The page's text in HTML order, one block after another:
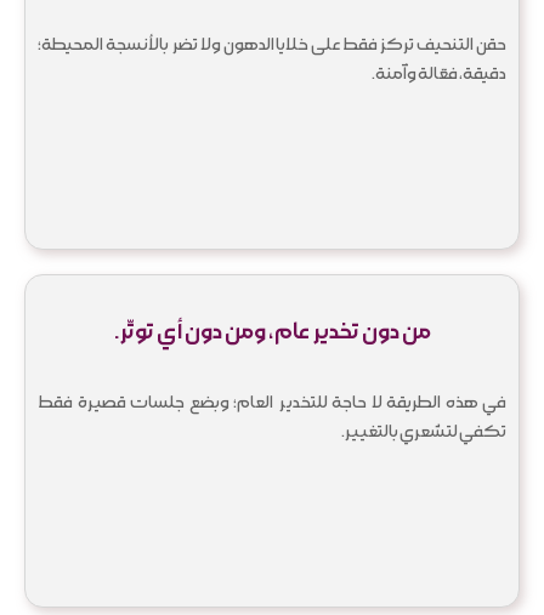
حقن التنحيف تركز فقط على خلايا الدهون ولا تضر بالأنسجة المحيطة؛
دقيقة، فعّالة وآمنة.
من دون تخدير عام، ومن دون أي توتّر.
في هذه الطريقة لا حاجة للتخدير العام؛ وبضع جلسات قصيرة فقط
تكفي لتشعري بالتغيير.